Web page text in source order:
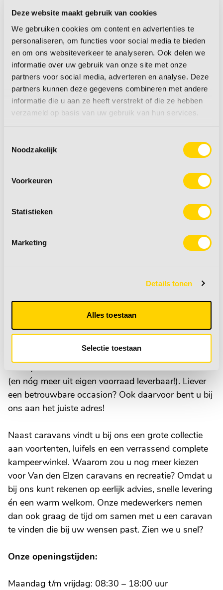
Deze website maakt gebruik van cookies
We gebruiken cookies om content en advertenties te
personaliseren, om functies voor social media te bieden
en om ons websiteverkeer te analyseren. Ook delen we
informatie over uw gebruik van onze site met onze
partners voor social media, adverteren en analyse. Deze
partners kunnen deze gegevens combineren met andere
informatie die u aan ze heeft verstrekt of die ze hebben
verzameld op basis van uw gebruik van hun services.
Noodzakelijk
Voorkeuren
Statistieken
Marketing
Details tonen
Alles toestaan
Selectie toestaan
Optioneel afleverpakket:
Veilig en onbezorgd op pad met uw caravan
occasion? Kies dan voor ons afleverpakket van €
495,- inclusief:
· BOVAG-onderhoudsbeurt (incl. remmentest
· Tenaamstelling en eventuele vrijwaring (bij
· Grondige schoonmaak van binnen en buiten
· 12 maanden BOVAG-garantie
Van den Elzen caravans en recreatie staat al jaren
klaar voor kampeerliefhebbers in heel Nederland.
Vanuit het dorpje Zeeland in Noord-Brabant
waar gemiddeld 60 nieuwe caravans van Fendt,
Hobby en Tabbert klaarstaan om ontdekt te worden
(en nóg meer uit eigen voorraad leverbaar!). Liever
een betrouwbare occasion? Ook daarvoor bent u bij
ons aan het juiste adres!
Naast caravans vindt u bij ons een grote collectie
aan voortenten, luifels en een verrassend complete
kampeerwinkel. Waarom zou u nog meer kiezen
voor Van den Elzen caravans en recreatie? Omdat u
bij ons kunt rekenen op eerlijk advies, snelle levering
én een warm welkom. Onze medewerkers nemen
dan ook graag de tijd om samen met u een caravan
te vinden die bij uw wensen past. Zien we u snel?
Onze openingstijden:
Maandag t/m vrijdag: 08:30 – 18:00 uur